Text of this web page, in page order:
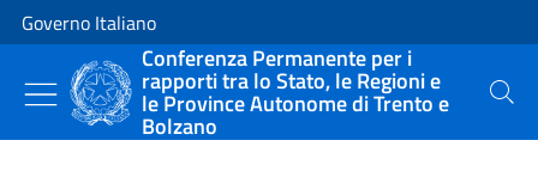
Vai al contenuto
Vai alla navigazione del sito
Governo Italiano
Conferenza Permanente per i
rapporti tra lo Stato, le Regioni e
le Province Autonome di Trento e
Bolzano
Cerca